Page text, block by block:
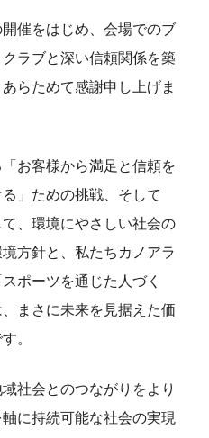
催をはじめ、会場でのブ
ラブと深い信頼関係を築
らためて感謝申し上げま
お客様から満足と信頼を
」ための挑戦、そして
て、環境にやさしい社会の
方針と、私たちカノアラ
ポーツを通じた人づく
まさに未来を見据えた価
。
社会とのつながりをより
に持続可能な社会の実現